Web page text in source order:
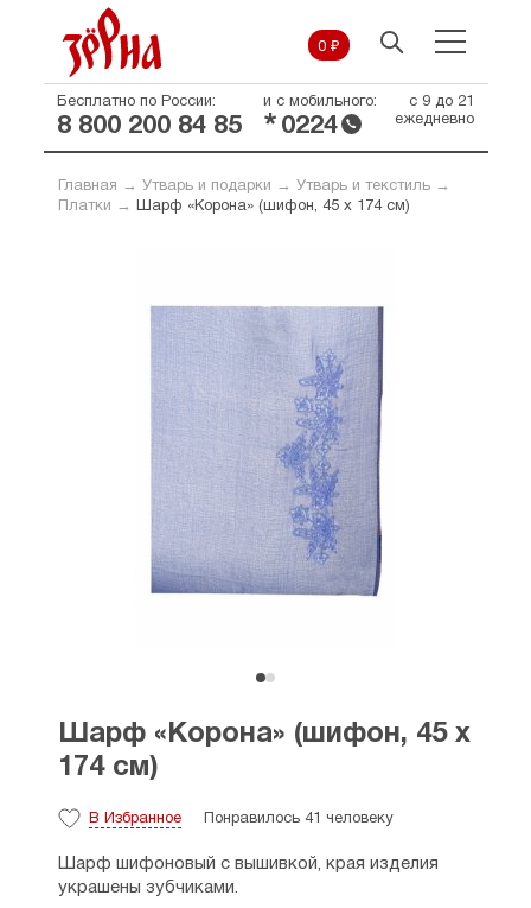
0 ₽
Бесплатно по России:
8 800 200 84 85
и с мобильного:
* 0224
с 9 до 21
ежедневно
Главная → Утварь и подарки → Утварь и текстиль→
Платки → Шарф «Корона» (шифон, 45 х 174 см)
Шарф «Корона» (шифон, 45 х
174 см)
В Избранное Понравилось 41 человеку
Шарф шифоновый с вышивкой, края изделия
украшены зубчиками.